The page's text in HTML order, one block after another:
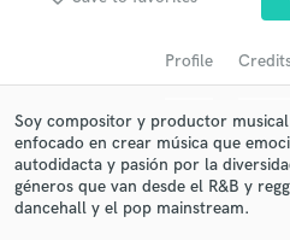
Profile
Soy compositor y productor
enfocado en crear música que
autodidacta y pasión por la
géneros que van desde el R&B y
dancehall y el pop mainstream.
audio samples and